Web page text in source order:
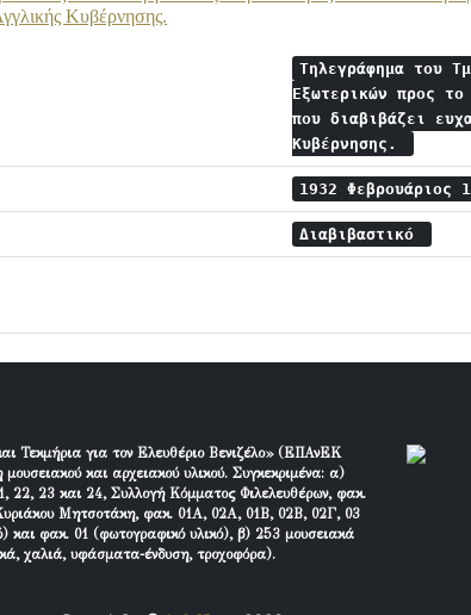
Κυβέρνησης.
Τηλεγράφημα του
Εξωτερικών προς
που διαβιβάζει
Κυβέρνησης.
1932 Φεβρουάριος
Διαβιβαστικό
Τεκμήρια για τον Ελευθέριο Βενιζέλο» (ΕΠΑνΕΚ
και αρχειακού υλικού. Συγκεκριμένα: α)
22, 23 και 24, Συλλογή Κόμματος Φιλελευθέρων, φακ.
Μητσοτάκη, φακ. 01Α, 02Α, 01Β, 02Β, 02Γ, 03
και φακ. 01 (φωτογραφικό υλικό), β) 253 μουσειακά
χαλιά, υφάσματα-ένδυση, τροχοφόρα).